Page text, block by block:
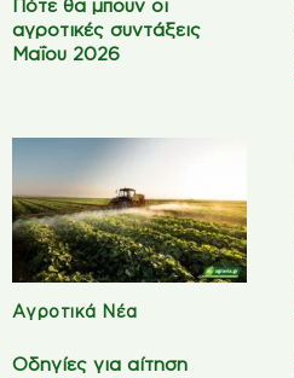
Πότε θα μπουν οι
αγροτικές συντάξεις
Μαΐου 2026
Αγροτικά Νέα
Οδηγίες για αίτηση